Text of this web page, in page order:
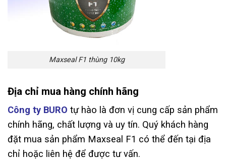
Maxseal F1 thùng 10kg
Địa chỉ mua hàng chính hãng
Công ty BURO tự hào là đơn vị cung cấp sản phẩm
chính hãng, chất lượng và uy tín. Quý khách hàng
đặt mua sản phẩm Maxseal F1 có thể đến tại địa
chỉ hoặc liên hệ để được tư vấn.